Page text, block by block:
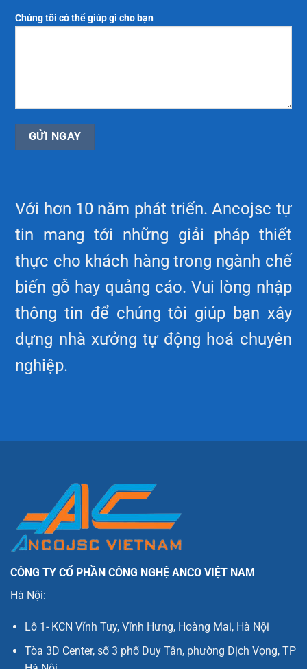
Chúng tôi có thể giúp gì cho bạn
Với hơn 10 năm phát triển. Ancojsc tự
tin mang tới những giải pháp thiết
thực cho khách hàng trong ngành chế
biến gỗ hay quảng cáo. Vui lòng nhập
thông tin để chúng tôi giúp bạn xây
dựng nhà xưởng tự động hoá chuyên
nghiệp.
CÔNG TY CỔ PHẦN CÔNG NGHỆ ANCO VIỆT NAM
Hà Nội:
Lô 1- KCN Vĩnh Tuy, Vĩnh Hưng, Hoàng Mai, Hà Nội
Tòa 3D Center, số 3 phố Duy Tân, phường Dịch Vọng, TP